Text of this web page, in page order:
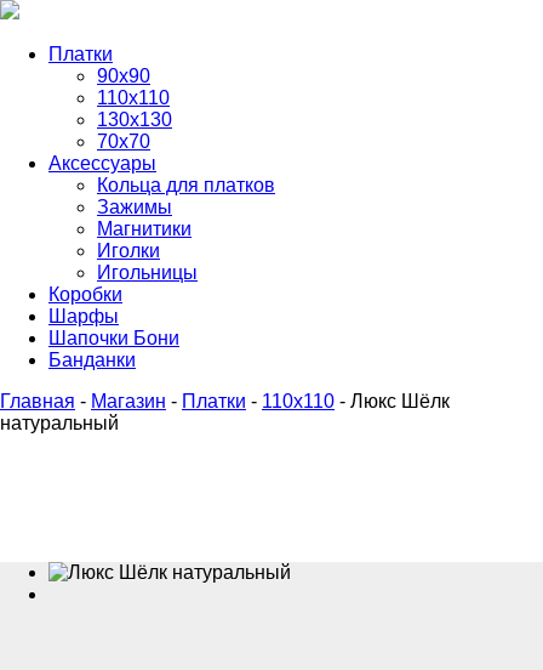
Платки
90x90
110x110
130x130
70х70
Аксессуары
Кольца для платков
Зажимы
Магнитики
Иголки
Игольницы
Коробки
Шарфы
Шапочки Бони
Банданки
Главная - Магазин - Платки - 110x110 - Люкс Шёлк
натуральный